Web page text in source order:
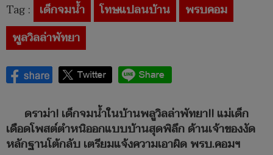
Tag : เด็กจมน้ำ โทษแปลนบ้าน
พรบคอม
พูลวิลล่าพัทยา
ดราม่า! เด็กจมน้ำในบ้านพลูวิลล่าพัทยา!! แม่เด็ก
เดือดโพสต์ตำหนิออกแบบบ้านสุดพิลึก ด้านเจ้าของงัด
หลักฐานโต้กลับ เตรียมแจ้งความเอาผิด พรบ.คอมฯ